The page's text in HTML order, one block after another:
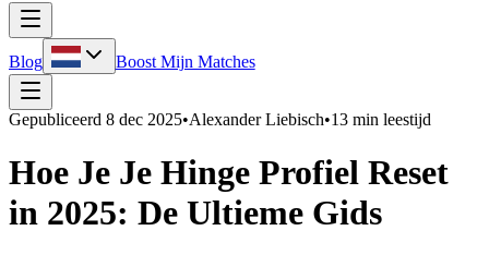
Blog Boost Mijn Matches
Gepubliceerd 8 dec 2025•Alexander Liebisch•13 min leestijd
Hoe Je Je Hinge Profiel Reset
in 2025: De Ultieme Gids